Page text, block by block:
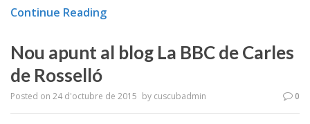
Continue Reading
Nou apunt al blog La BBC de Carles
de Rosselló
Posted on 24 d'octubre de 2015 by cuscubadmin 0